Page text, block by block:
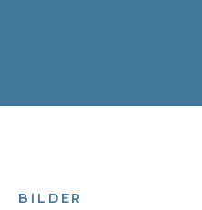
BILDER